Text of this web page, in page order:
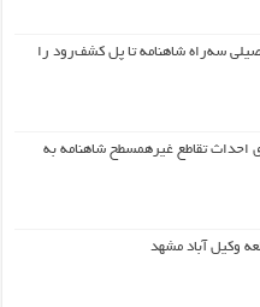
سه‌راه شاهنامه تا پل کشف‌رود را
برای احداث تقاطع غیرهمسطح شاهنامه به
وکیل آباد مشهد